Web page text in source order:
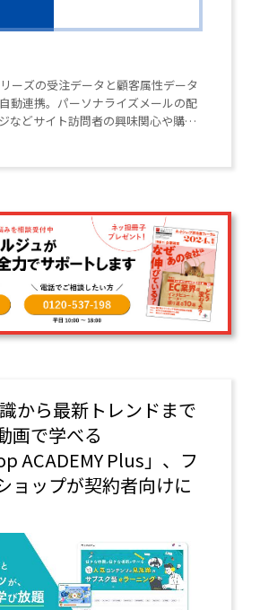
ーズの受注データと顧客属性データ
動連携。パーソナライズメールの配
などサイト訪問者の興味関心や購買
ュニケーション施策が可能になる。
から最新トレンドまで
画で学べる
ACADEMY Plus」、フ
ョップが契約者向けに